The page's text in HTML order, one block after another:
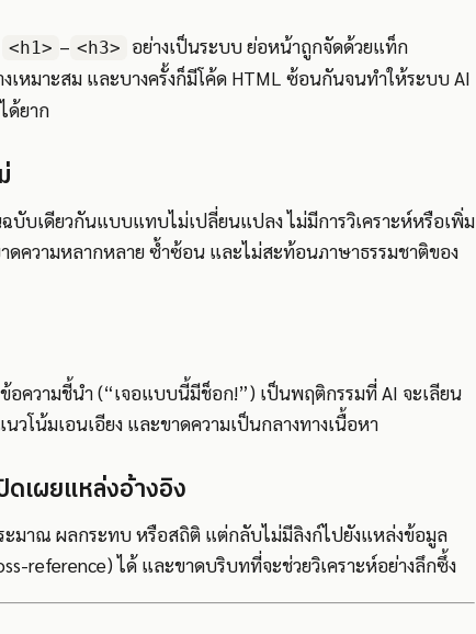
<h1> – <h3> อย่างเป็นระบบ ย่อหน้าถูกจัดด้วยแท็ก
งเหมาะสม และบางครั้งก็มีโค้ด HTML ซ้อนกันจนทำให้ระบบ AI
ด้ยาก
บับเดียวกันแบบแทบไม่เปลี่ยนแปลง ไม่มีการวิเคราะห์หรือเพิ่ม
ดความหลากหลาย ซ้ำซ้อน และไม่สะท้อนภาษาธรรมชาติของ
อความชี้นำ (“เจอแบบนี้มีช็อก!”) เป็นพฤติกรรมที่ AI จะเลียน
วโน้มเอนเอียง และขาดความเป็นกลางทางเนื้อหา
เผยแหล่งอ้างอิง
ะมาณ ผลกระทบ หรือสถิติ แต่กลับไม่มีลิงก์ไปยังแหล่งข้อมูล
reference) ได้ และขาดบริบทที่จะช่วยวิเคราะห์อย่างลึกซึ้ง